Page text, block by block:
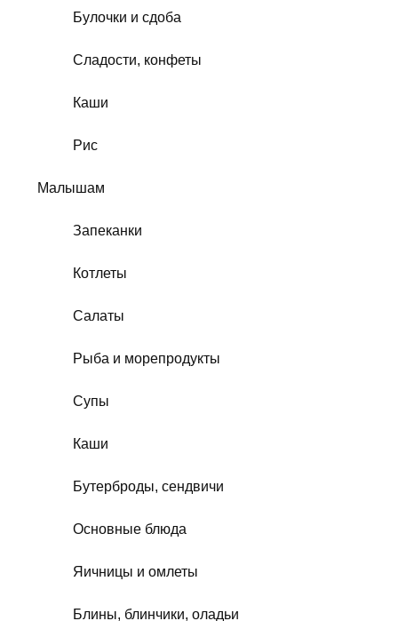
Булочки и сдоба
Сладости, конфеты
Каши
Рис
Малышам
Запеканки
Котлеты
Салаты
Рыба и морепродукты
Супы
Каши
Бутерброды, сендвичи
Основные блюда
Яичницы и омлеты
Блины, блинчики, оладьи